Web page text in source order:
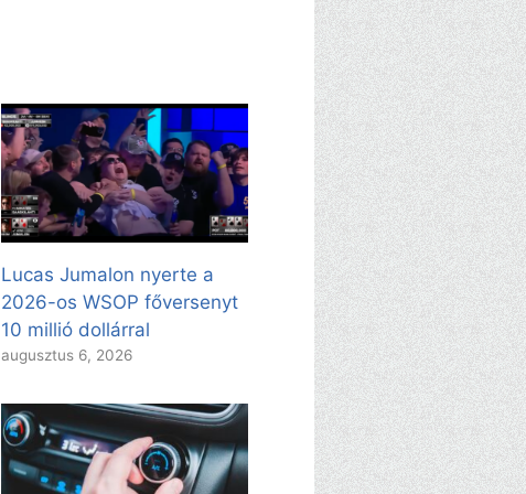
Lucas Jumalon nyerte a
2026-os WSOP főversenyt
10 millió dollárral
augusztus 6, 2026